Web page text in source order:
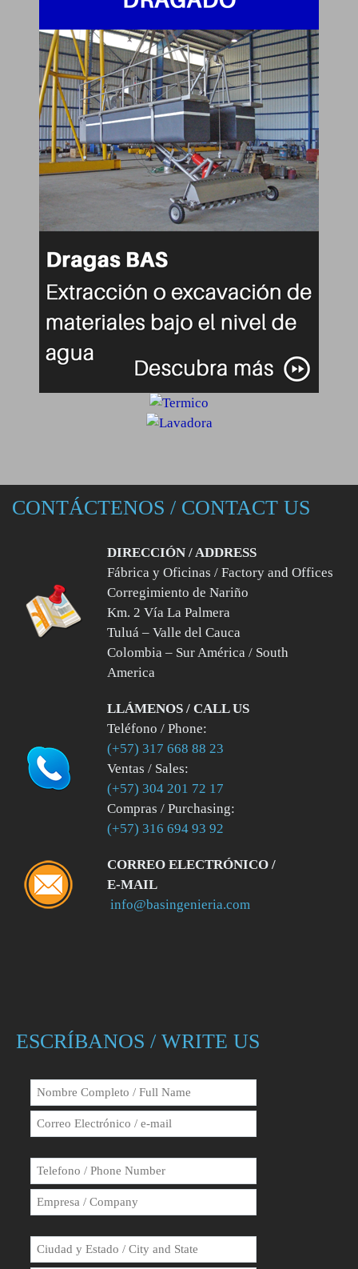
CONTÁCTENOS / CONTACT US
DIRECCIÓN / ADDRESS
Fábrica y Oficinas / Factory and Offices
Corregimiento de Nariño
Km. 2 Vía La Palmera
Tuluá – Valle del Cauca
Colombia – Sur América / South
America
LLÁMENOS / CALL US
Teléfono / Phone:
(+57) 317 668 88 23
Ventas / Sales:
(+57) 304 201 72 17
Compras / Purchasing:
(+57) 316 694 93 92
CORREO ELECTRÓNICO /
E-MAIL
info@basingenieria.com
ESCRÍBANOS / WRITE US